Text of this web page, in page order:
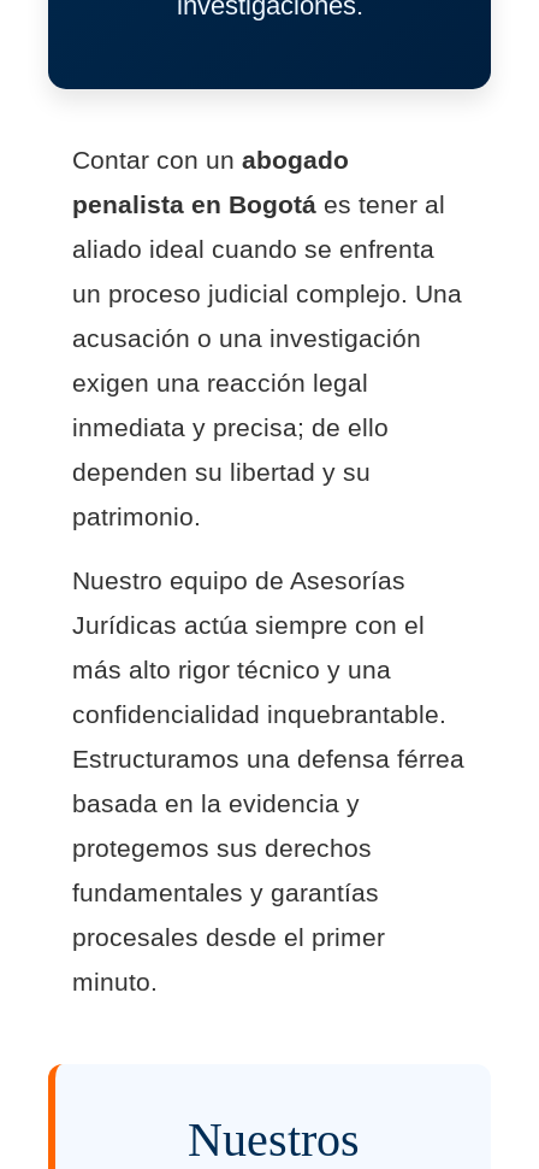
Contar con un abogado
penalista en Bogotá es tener al
aliado ideal cuando se enfrenta
un proceso judicial complejo. Una
acusación o una investigación
exigen una reacción legal
inmediata y precisa; de ello
dependen su libertad y su
patrimonio.
Nuestro equipo de Asesorías
Jurídicas actúa siempre con el
más alto rigor técnico y una
confidencialidad inquebrantable.
Estructuramos una defensa férrea
basada en la evidencia y
protegemos sus derechos
fundamentales y garantías
procesales desde el primer
minuto.
Nuestros